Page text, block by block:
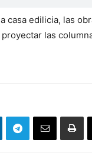
casa edilicia, las
las